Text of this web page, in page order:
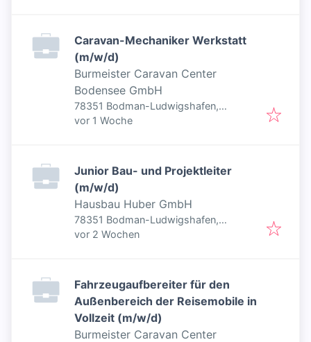
Caravan-Mechaniker Werkstatt
(m/w/d)
Burmeister Caravan Center
Bodensee GmbH
78351 Bodman-Ludwigshafen,
Deutschland
Veröffentlicht
vor 1 Woche
Junior Bau- und Projektleiter
(m/w/d)
Hausbau Huber GmbH
78351 Bodman-Ludwigshafen,
Deutschland
Veröffentlicht:
vor 2 Wochen
Fahrzeugaufbereiter für den
Außenbereich der Reisemobile in
Vollzeit (m/w/d)
Burmeister Caravan Center